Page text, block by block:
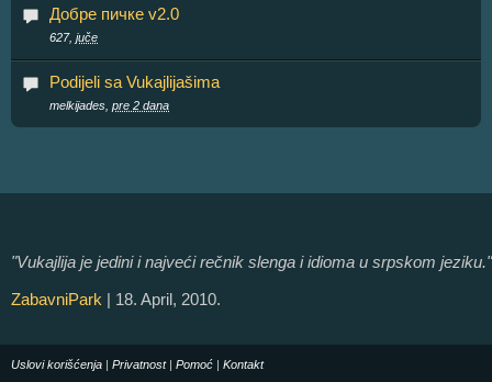
Добре пичке v2.0
627, juče
Podijeli sa Vukajlijašima
melkijades, pre 2 dana
"Vukajlija je jedini i najveći rečnik slenga i idioma u srpskom jeziku."
ZabavniPark | 18. April, 2010.
Uslovi korišćenja | Privatnost| Pomoć | Kontakt